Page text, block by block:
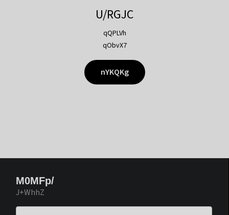
U/RGJC
qQPLVh
qObvX7
nYKQKg
M0MFp/
J+WhhZ